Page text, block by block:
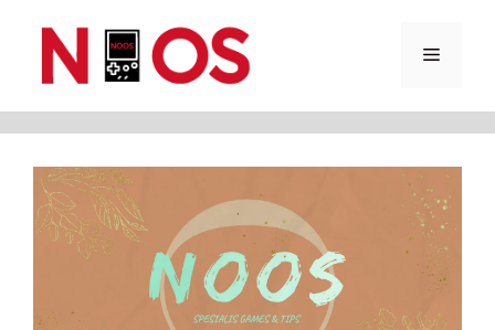
Menu